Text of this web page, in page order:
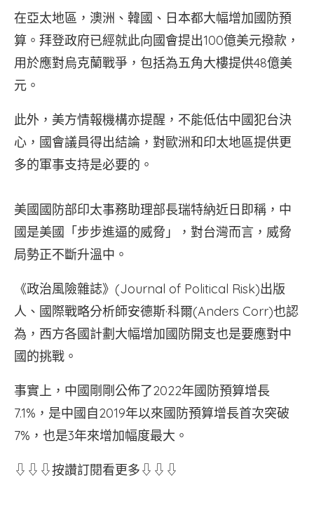
在亞太地區，澳洲、韓國、日本都大幅增加國防預
算。拜登政府已經就此向國會提出100億美元撥款，
用於應對烏克蘭戰爭，包括為五角大樓提供48億美
元。
此外，美方情報機構亦提醒，不能低估中國犯台決
心，國會議員得出結論，對歐洲和印太地區提供更
多的軍事支持是必要的。
美國國防部印太事務助理部長瑞特納近日即稱，中
國是美國「步步進逼的威脅」，對台灣而言，威脅
局勢正不斷升溫中。
《政治風險雜誌》(Journal of Political Risk)出版
人、國際戰略分析師安德斯·科爾(Anders Corr)也認
為，西方各國計劃大幅增加國防開支也是要應對中
國的挑戰。
事實上，中國剛剛公佈了2022年國防預算增長
7.1%，是中國自2019年以來國防預算增長首次突破
7%，也是3年來增加幅度最大。
⇩⇩⇩按讚訂閱看更多⇩⇩⇩